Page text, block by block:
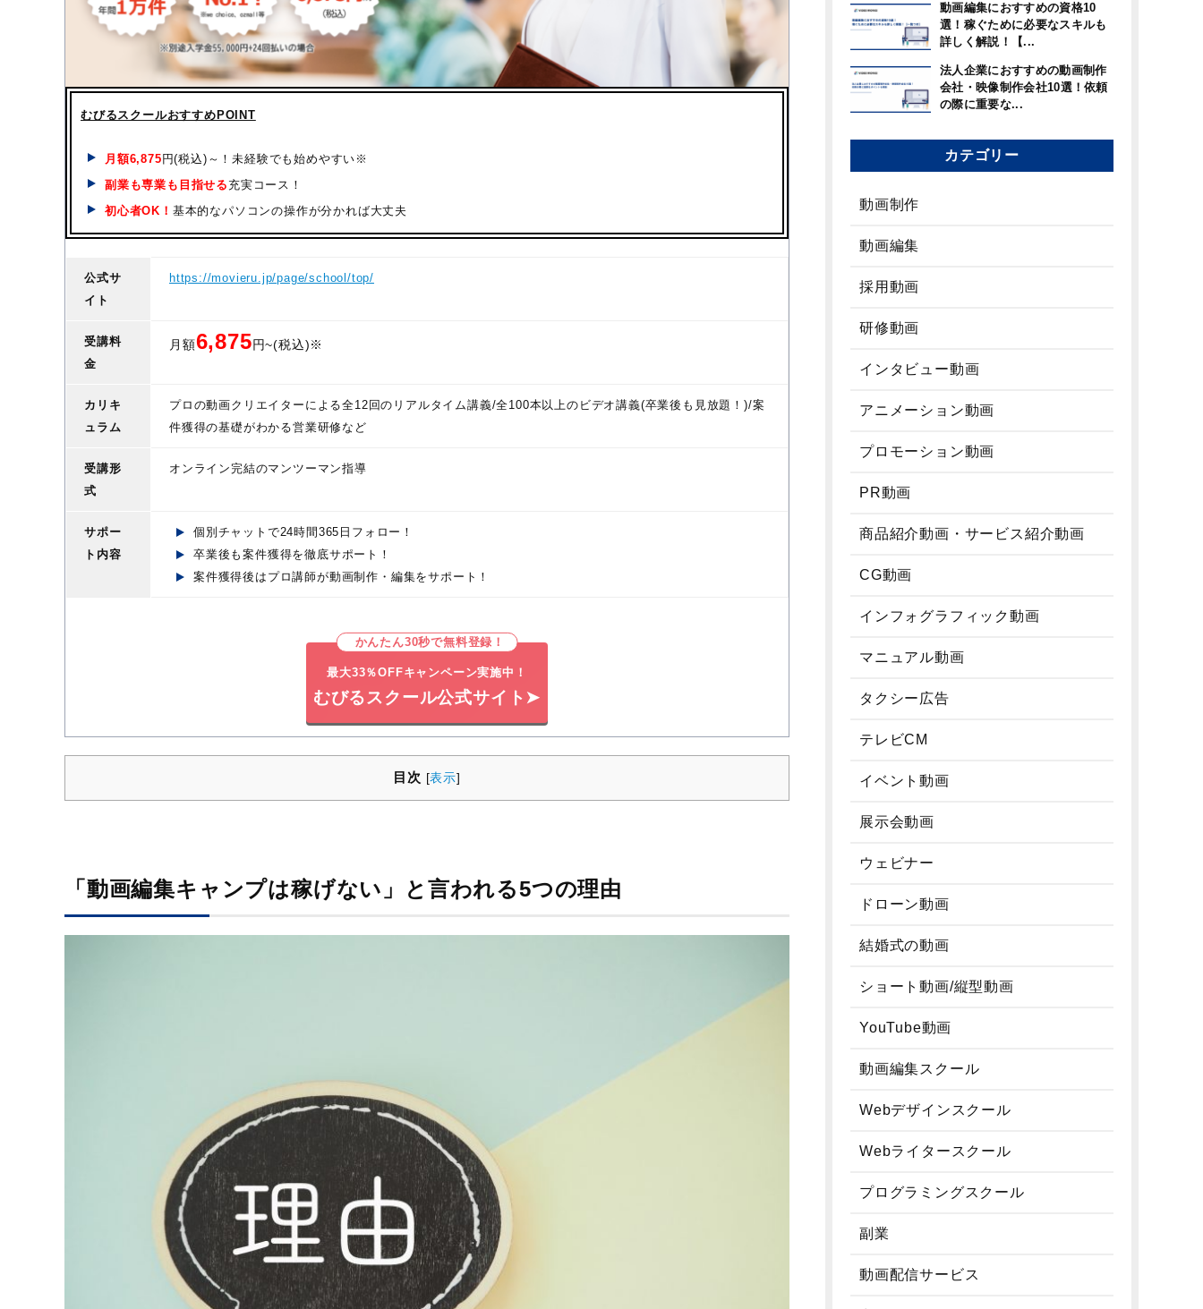
むびるスクールおすすめPOINT
月額6,875円(税込)～！未経験でも始めやすい※
副業も専業も目指せる充実コース！
初心者OK！ 基本的なパソコンの操作が分かれば大丈夫
公式サ
イト
https://movieru.jp/page/school/top/
受講料
金
月額6,875円~(税込)※
カリキ
ュラム
プロの動画クリエイターによる全12回のリアルタイム講義/全100本以上のビデオ講義(卒業後も見放題！)/案
件獲得の基礎がわかる営業研修など
受講形
式
オンライン完結のマンツーマン指導
サポー
ト内容
個別チャットで24時間365日フォロー！
卒業後も案件獲得を徹底サポート！
案件獲得後はプロ講師が動画制作・編集をサポート！
かんたん30秒で無料登録！
最大33％OFFキャンペーン実施中！
むびるスクール公式サイト➤
目次 [表示]
「動画編集キャンプは稼げない」と言われる5つの理由
動画編集におすすめの資格10
選！稼ぐために必要なスキルも
詳しく解説！【...
法人企業におすすめの動画制作
会社・映像制作会社10選！依頼
の際に重要な...
カテゴリー
動画制作
動画編集
採用動画
研修動画
インタビュー動画
アニメーション動画
プロモーション動画
PR動画
商品紹介動画・サービス紹介動画
CG動画
インフォグラフィック動画
マニュアル動画
タクシー広告
テレビCM
イベント動画
展示会動画
ウェビナー
ドローン動画
結婚式の動画
ショート動画/縦型動画
YouTube動画
動画編集スクール
Webデザインスクール
Webライタースクール
プログラミングスクール
副業
動画配信サービス